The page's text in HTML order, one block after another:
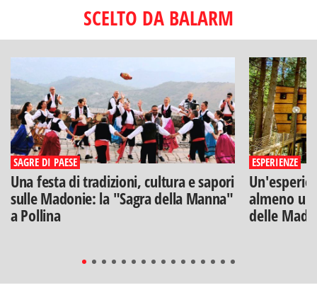
SCELTO DA BALARM
SAGRE DI PAESE
Una festa di tradizioni, cultura e sapori
sulle Madonie: la "Sagra della Manna"
a Pollina
ESPERIENZE
almeno
delle